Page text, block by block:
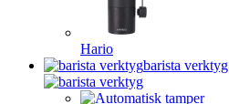
Hario
barista verktyg